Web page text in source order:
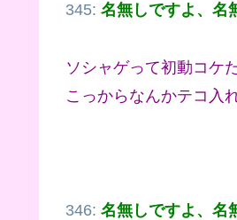
345: 名無しですよ、名
ソシャゲって初動コケ
こっからなんかテコ入
346: 名無しですよ、名